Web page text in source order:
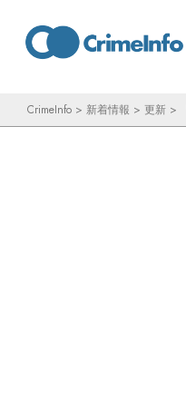
ツ
CrimeInfo > 新着情報 > 更新 >